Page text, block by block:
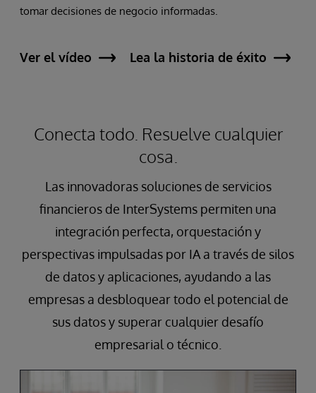
tomar decisiones de negocio informadas.
Ver el vídeo Lea la historia de éxito
Conecta todo. Resuelve cualquier
cosa.
Las innovadoras soluciones de servicios
financieros de InterSystems permiten una
integración perfecta, orquestación y
perspectivas impulsadas por IA a través de silos
de datos y aplicaciones, ayudando a las
empresas a desbloquear todo el potencial de
sus datos y superar cualquier desafío
empresarial o técnico.